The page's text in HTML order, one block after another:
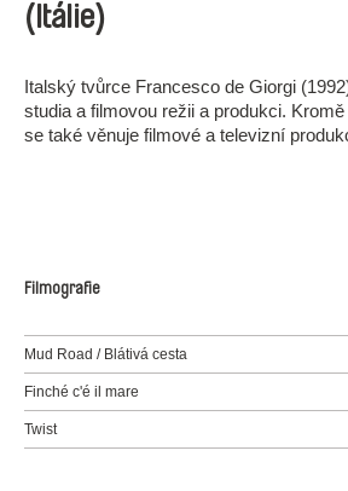
(Itálie)
Italský tvůrce Francesco de Giorgi
studia a filmovou režii a produkci.
se také věnuje filmové a televizní
Filmografie
Mud Road / Blátivá cesta
Finché c'é il mare
Twist